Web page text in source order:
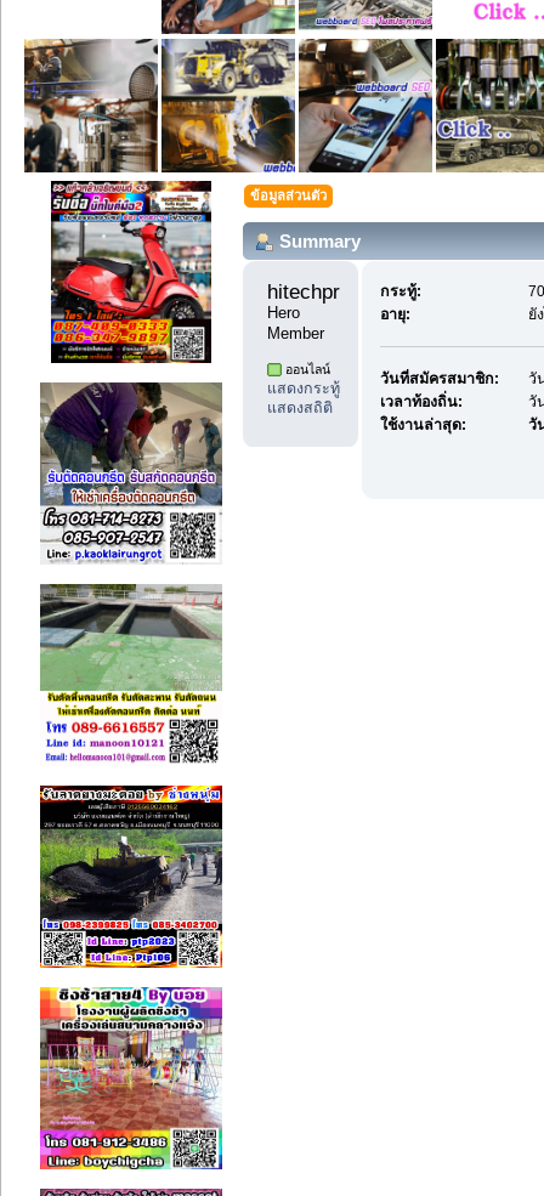
ข้อมูลส่วนตัว
Summary
hitechproduct1
Hero
Member
ออนไลน์
แสดงกระทู้
แสดงสถิติ
กระทู้:
อายุ:
ยั
วันที่สมัครสมาชิก:
วั
เวลาท้องถิ่น:
วั
ใช้งานล่าสุด:
วั